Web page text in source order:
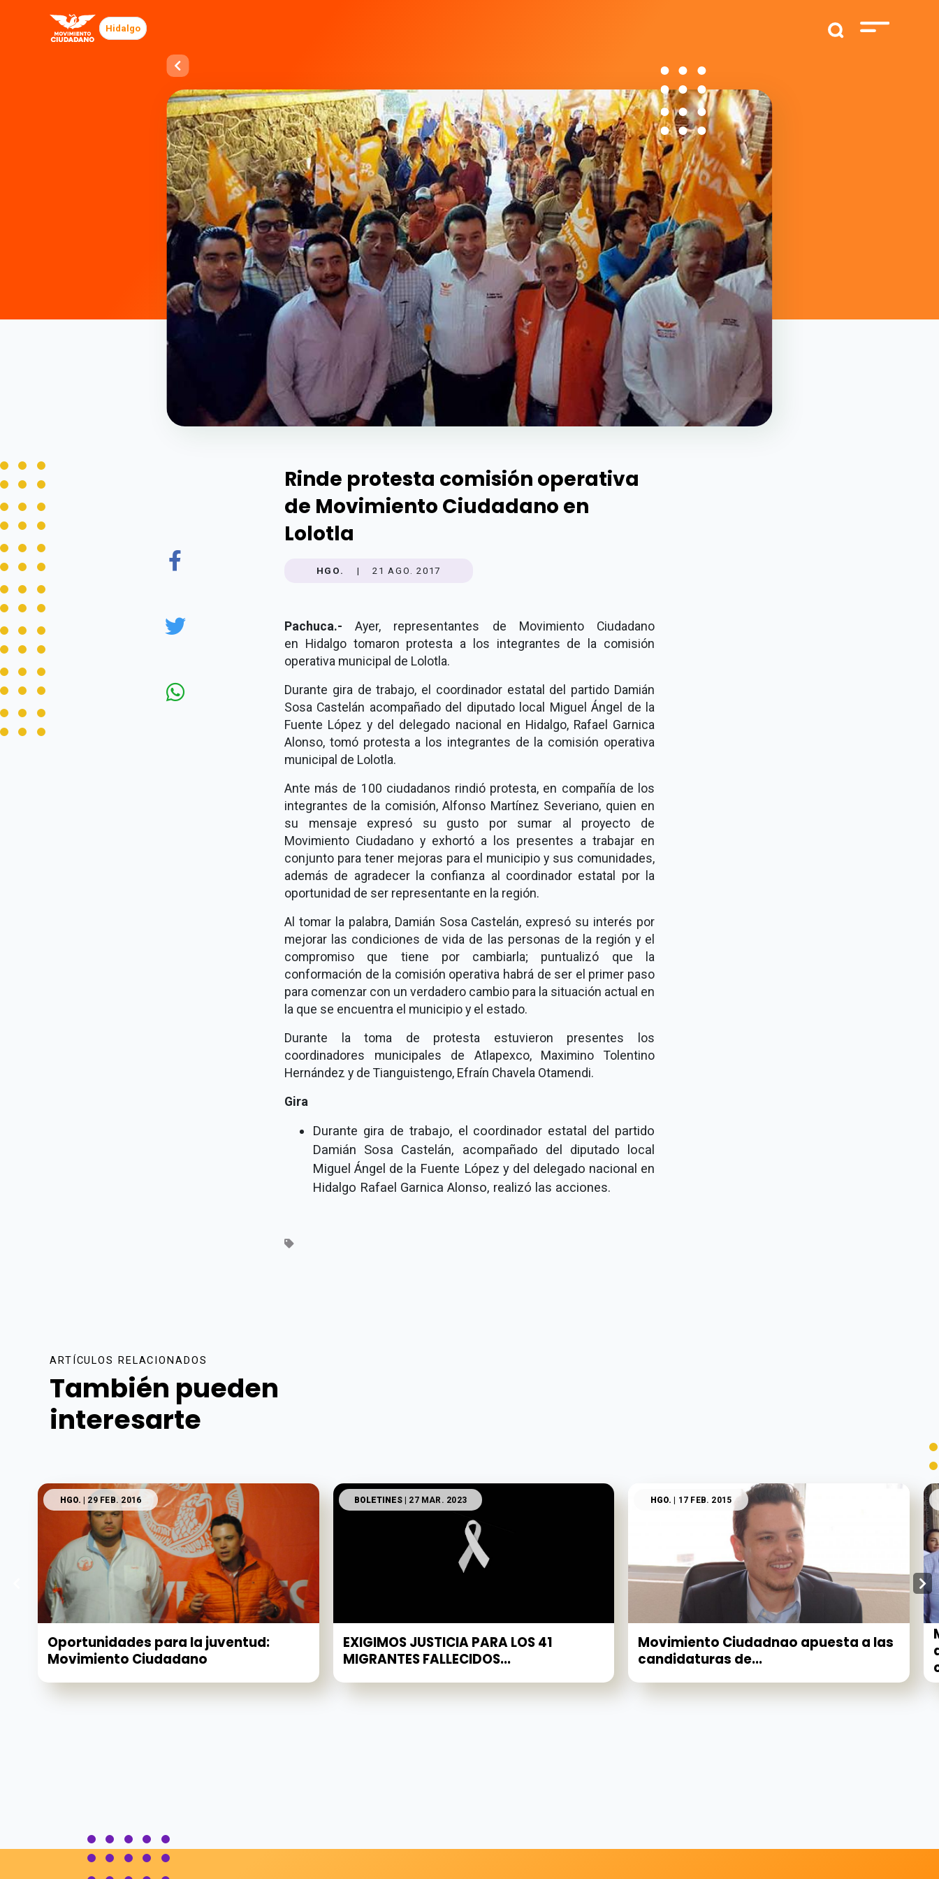
Hidalgo
Rinde protesta comisión operativa
de Movimiento Ciudadano en
Lolotla
HGO. | 21 AGO. 2017
Pachuca.-Ayer, representantes de Movimiento Ciudadano
en Hidalgo tomaron protesta a los integrantes de la comisión
operativa municipal de Lolotla.
Durante gira de trabajo, el coordinador estatal del partido Damián
Sosa Castelán acompañado del diputado local Miguel Ángel de la
Fuente López y del delegado nacional en Hidalgo, Rafael Garnica
Alonso, tomó protesta a los integrantes de la comisión operativa
municipal de Lolotla.
Ante más de 100 ciudadanos rindió protesta, en compañía de los
integrantes de la comisión, Alfonso Martínez Severiano, quien en
su mensaje expresó su gusto por sumar al proyecto de
Movimiento Ciudadano y exhortó a los presentes a trabajar en
conjunto para tener mejoras para el municipio y sus comunidades,
además de agradecer la confianza al coordinador estatal por la
oportunidad de ser representante en la región.
Al tomar la palabra, Damián Sosa Castelán, expresó su interés por
mejorar las condiciones de vida de las personas de la región y el
compromiso que tiene por cambiarla; puntualizó que la
conformación de la comisión operativa habrá de ser el primer paso
para comenzar con un verdadero cambio para la situación actual en
la que se encuentra el municipio y el estado.
Durante la toma de protesta estuvieron presentes los
coordinadores municipales de Atlapexco, Maximino Tolentino
Hernández y de Tianguistengo, Efraín Chavela Otamendi.
Gira
Durante gira de trabajo, el coordinador estatal del partido
Damián Sosa Castelán, acompañado del diputado local
Miguel Ángel de la Fuente López y del delegado nacional en
Hidalgo Rafael Garnica Alonso, realizó las acciones.
ARTÍCULOS RELACIONADOS
También pueden
interesarte
HGO. | 29 FEB. 2016
Oportunidades para la juventud:
Movimiento Ciudadano
BOLETINES| 27 MAR. 2023
EXIGIMOS JUSTICIA PARA LOS 41
MIGRANTES FALLECIDOS...
HGO. | 17 FEB. 2015
Movimiento Ciudadnao apuesta a las
candidaturas de...